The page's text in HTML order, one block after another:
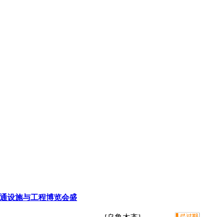
设施与工程博览会盛